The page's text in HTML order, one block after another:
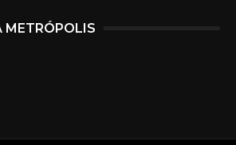
METRÓPOLIS